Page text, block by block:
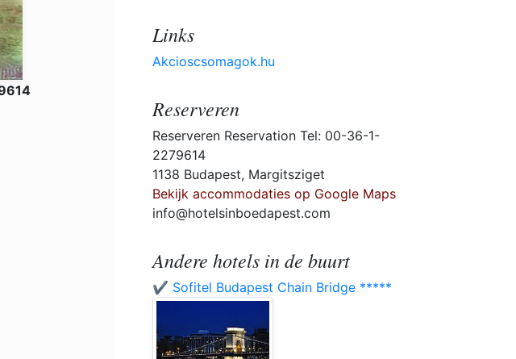
Links
Akcioscsomagok.hu
Reserveren
Reserveren Reservation Tel: 00-36-1-
2279614
1138 Budapest, Margitsziget
Bekijk accommodaties op Google Maps
info@hotelsinboedapest.com
Andere hotels in de buurt
✔️ Sofitel Budapest Chain Bridge *****